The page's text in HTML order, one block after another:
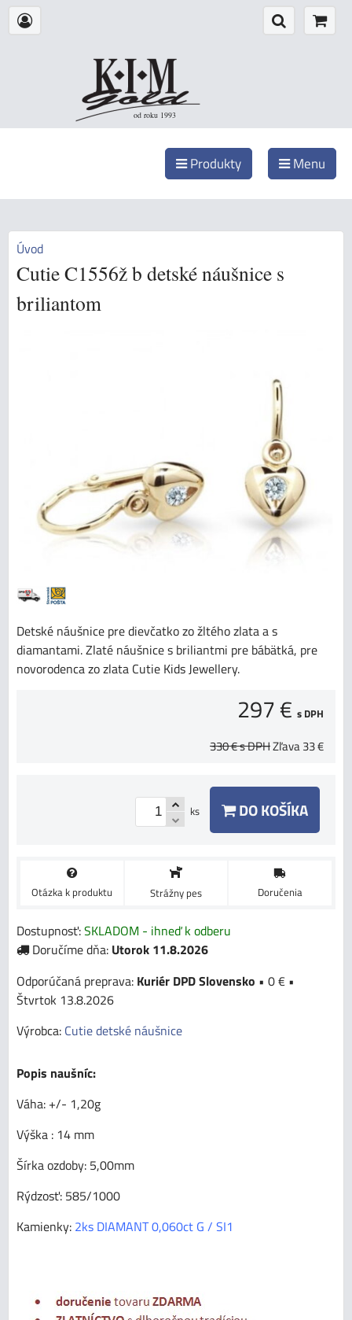
od roku 1993
Produkty Menu
Úvod
Cutie C1556ž b detské náušnice s
briliantom
Detské náušnice pre dievčatko zo žltého zlata a s
diamantami. Zlaté náušnice s briliantmi pre bábätká, pre
novorodenca zo zlata Cutie Kids Jewellery.
297 € s DPH
330 €s DPHZľava33 €
ks DO KOŠÍKA
Otázka k produktu Strážny pes Doručenia
Dostupnosť:SKLADOM - ihneď k odberu
Doručíme dňa: Utorok 11.8.2026
Kuriér DPD Slovensko • 0 € •
Štvrtok 13.8.2026
Výrobca: Cutie detské náušnice
Popis naušníc:
Váha: +/- 1,20g
Výška : 14 mm
Šírka ozdoby: 5,00mm
Rýdzosť: 585/1000
Kamienky: 2ks DIAMANT 0,060ct G / SI1